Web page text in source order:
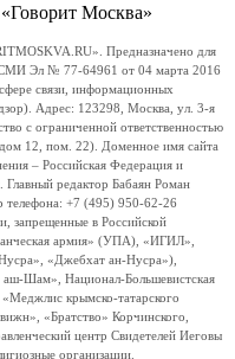
Москва»
Предназначено для
СМИ Эл № 77-64961 от 04 марта 2016
связи, информационных
Адрес: 123298, Москва, ул. 3-я
с ограниченной ответственностью
12, пом. 22). Доменное имя сайта
– Российская Федерация и
Главный редактор Бабаян Роман
+7 (495) 950-62-26
запрещенные в Российской
армия» (УПА), «ИГИЛ»,
«Джебхат ан-Нусра»),
аш-Шам», Национал-Большевистская
крымско-татарского
«Братство» Корчинского,
центр Свидетелей Иеговы
организации.